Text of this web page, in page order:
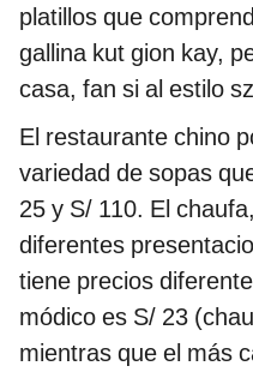
platillos que
gallina kut gion kay,
casa, fan si al estilo
El restaurante chino
variedad de sopas
25 y S/ 110. El
diferentes
tiene precios
módico es S/ 23
mientras que el más